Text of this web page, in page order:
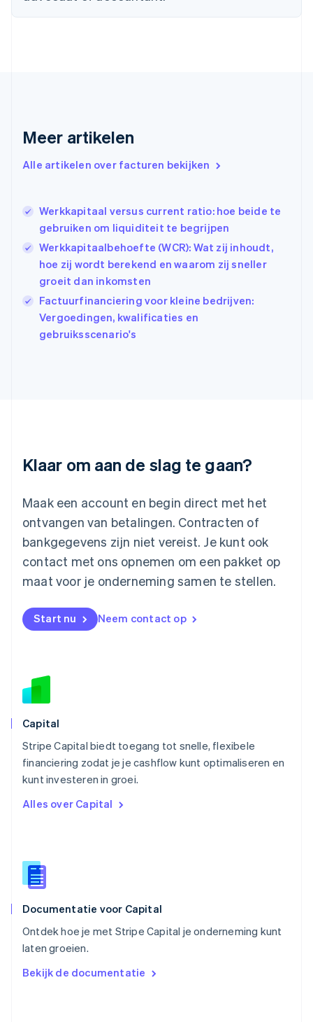
Meer artikelen
Alle artikelen over facturen bekijken
Werkkapitaal versus current ratio: hoe beide te
gebruiken om liquiditeit te begrijpen
Werkkapitaalbehoefte (WCR): Wat zij inhoudt,
hoe zij wordt berekend en waarom zij sneller
groeit dan inkomsten
Factuurfinanciering voor kleine bedrijven:
Vergoedingen, kwalificaties en
gebruiksscenario's
Klaar om aan de slag te gaan?
Maak een account en begin direct met het
ontvangen van betalingen. Contracten of
bankgegevens zijn niet vereist. Je kunt ook
contact met ons opnemen om een pakket op
maat voor je onderneming samen te stellen.
Start nu Neem contact op
Capital
Stripe Capital biedt toegang tot snelle, flexibele
financiering zodat je je cashflow kunt optimaliseren en
kunt investeren in groei.
Alles over Capital
Documentatie voor Capital
Ontdek hoe je met Stripe Capital je onderneming kunt
laten groeien.
Bekijk de documentatie
Griekenland
Hongarije
English简体中文
Ierland
India
English
Italië
Italiano English
日本語English
Kroatië
FrançaisDeutschEnglish
English
Malta
English
Mexico
Nederland
NederlandsEnglish
English
Noorwegen
Polen
Portugal
Português
English
Singapore
English简体中文
EnglishItaliano
Español
Thailand
Tsjechië
Vasteland van China
简体中文English
English